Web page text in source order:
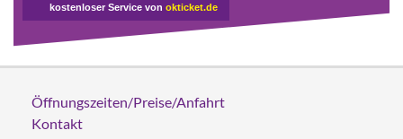
kostenloser Service von okticket.de
Öffnungszeiten/Preise/Anfahrt
Kontakt